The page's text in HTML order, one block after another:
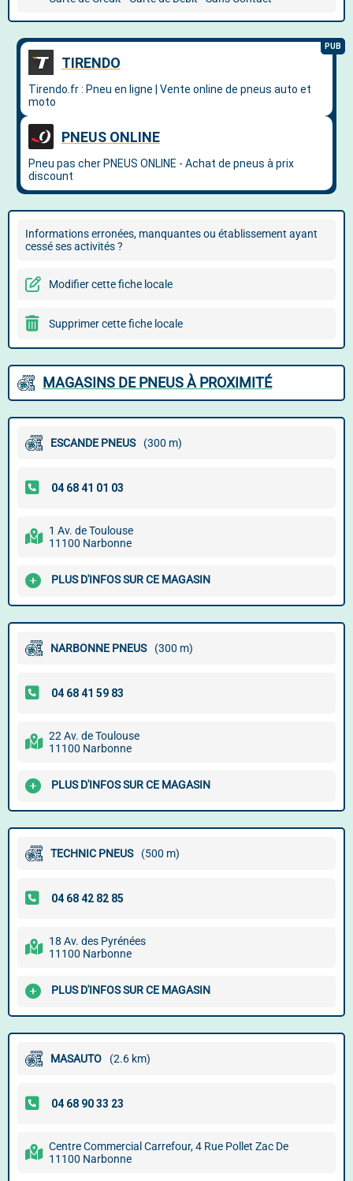
Informations erronées, manquantes ou établissement ayant
cessé ses activités ?
Modifier cette fiche locale
Supprimer cette fiche locale
MAGASINS DE PNEUS À PROXIMITÉ
ESCANDE PNEUS (300 m)
1 Av. de Toulouse
11100 Narbonne
PLUS D'INFOS SUR CE MAGASIN
NARBONNE PNEUS (300 m)
22 Av. de Toulouse
11100 Narbonne
PLUS D'INFOS SUR CE MAGASIN
TECHNIC PNEUS (500 m)
18 Av. des Pyrénées
11100 Narbonne
PLUS D'INFOS SUR CE MAGASIN
MASAUTO (2.6 km)
Centre Commercial Carrefour, 4 Rue Pollet Zac De
11100 Narbonne